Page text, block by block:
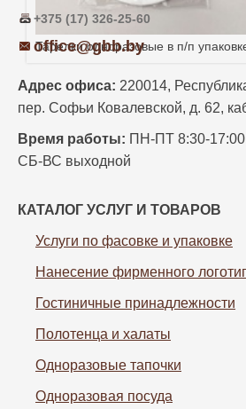
Тарелки одноразовые в п/п
+375 (17) 326-25-60
office@gbb.by
Адрес офиса: 220014,
пер. Софьи Ковалевской, д. 62,
Время работы: ПН-ПТ 8:30-
СБ-ВС выходной
КАТАЛОГ УСЛУГ И ТОВАРОВ
Услуги по фасовке и упаковке
Нанесение фирменного
Гостиничные принадлежности
Полотенца и халаты
Одноразовые тапочки
Одноразовая посуда